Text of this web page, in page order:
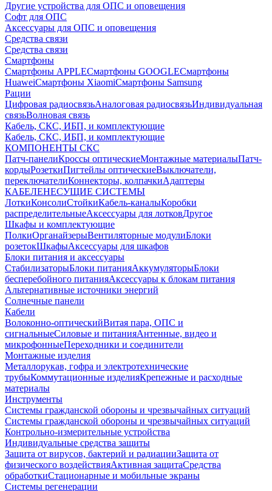
Другие устройства для ОПС и оповещения
Софт для ОПС
Аксессуары для ОПС и оповещения
Средства связи
Средства связи
Смартфоны
Смартфоны APPLEСмартфоны GOOGLEСмартфоны
HuaweiСмартфоны XiaomiСмартфоны Samsung
Рации
Цифровая радиосвязьАналоговая радиосвязьИндивидуальная
связьВолновая связь
Кабель, СКС, ИБП, и комплектующие
Кабель, СКС, ИБП, и комплектующие
КОМПОНЕНТЫ СКС
Патч-панелиКроссы оптическиеМонтажные материалыПатч-
кордыРозеткиПигтейлы оптическиеВыключатели,
переключателиКоннекторы, колпачкиАдаптеры
КАБЕЛЕНЕСУЩИЕ СИСТЕМЫ
ЛоткиКонсолиСтойкиКабель-каналыКоробки
распределительныеАксессуары для лотковДругое
Шкафы и комплектующие
ПолкиОрганайзерыВентиляторные модулиБлоки
розетокШкафыАксессуары для шкафов
Блоки питания и аксессуары
СтабилизаторыБлоки питанияАккумуляторыБлоки
бесперебойного питанияАксессуары к блокам питания
Альтернативные источники энергий
Солнечные панели
Кабели
Волоконно-оптическийВитая пара, ОПС и
сигнальныеСиловые и питанияАнтенные, видео и
микрофонныеПереходники и соединители
Монтажные изделия
Металлорукав, гофра и электротехнические
трубыКоммутационные изделияКрепежные и расходные
материалы
Инструменты
Системы гражданской обороны и чрезвычайных ситуаций
Системы гражданской обороны и чрезвычайных ситуаций
Контрольно-измерительные устройства
Индивидуальные средства защиты
Защита от вирусов, бактерий и радиацииЗащита от
физического воздействияАктивная защитаСредства
обработкиСтационарные и мобильные экраны
Системы регенерации